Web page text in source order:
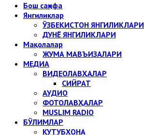
Бош саҳифа
Янгиликлар
ЎЗБЕКИСТОН ЯНГИЛИКЛАРИ
ДУНЁ ЯНГИЛИКЛАРИ
Мақолалар
ЖУМА МАВЪИЗАЛАРИ
МЕДИА
ВИДЕОЛАВҲАЛАР
СИЙРАТ
АУДИО
ФОТОЛАВҲАЛАР
MUSLIM RADIO
БЎЛИМЛАР
КУТУБХОНА